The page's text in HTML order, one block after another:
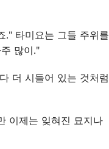
." 타미요는 그들 주위를
많이."
더 시들어 있는 것처럼
이제는 잊혀진 묘지나